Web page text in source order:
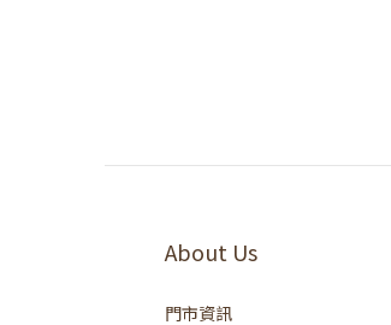
About Us
門市資訊